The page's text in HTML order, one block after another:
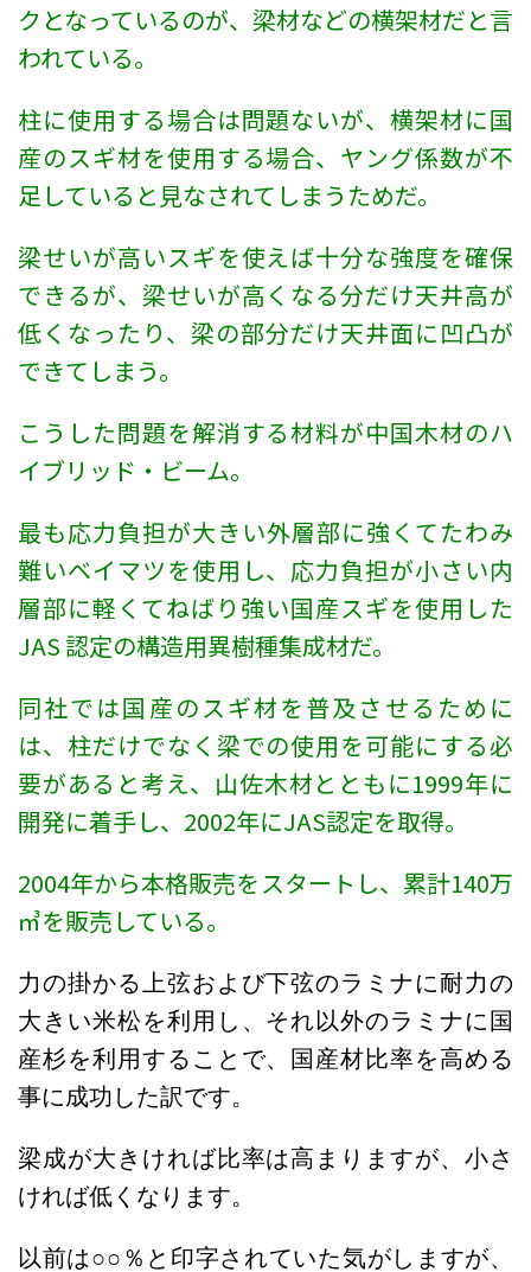
クとなっているのが、梁材などの横架材だと言
われている。
柱に使用する場合は問題ないが、横架材に国
産のスギ材を使用する場合、ヤング係数が不
足していると見なされてしまうためだ。
梁せいが高いスギを使えば十分な強度を確保
できるが、梁せいが高くなる分だけ天井高が
低くなったり、梁の部分だけ天井面に凹凸が
できてしまう。
こうした問題を解消する材料が中国木材のハ
イブリッド・ビーム。
最も応力負担が大きい外層部に強くてたわみ
難いベイマツを使用し、応力負担が小さい内
層部に軽くてねばり強い国産スギを使用した
JAS 認定の構造用異樹種集成材だ。
同社では国産のスギ材を普及させるために
は、柱だけでなく梁での使用を可能にする必
要があると考え、山佐木材とともに1999年に
開発に着手し、2002年にJAS認定を取得。
2004年から本格販売をスタートし、累計140万
㎥を販売している。
力の掛かる上弦および下弦のラミナに耐力の
大きい米松を利用し、それ以外のラミナに国
産杉を利用することで、国産材比率を高める
事に成功した訳です。
梁成が大きければ比率は高まりますが、小さ
ければ低くなります。
以前は○○％と印字されていた気がしますが、